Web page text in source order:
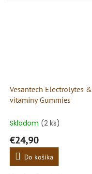
Vesantech Electrolytes &
vitaminy Gummies
Skladom (2 ks)
€24,90
Do košíka